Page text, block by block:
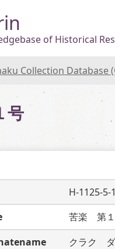
of Historical
Collection Database
号
H-1125-5-
苦楽　第
クラク　